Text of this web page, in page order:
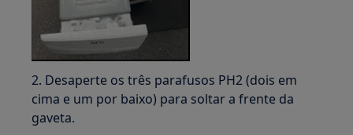
2. Desaperte os três parafusos PH2 (dois em
cima e um por baixo) para soltar a frente da
gaveta.